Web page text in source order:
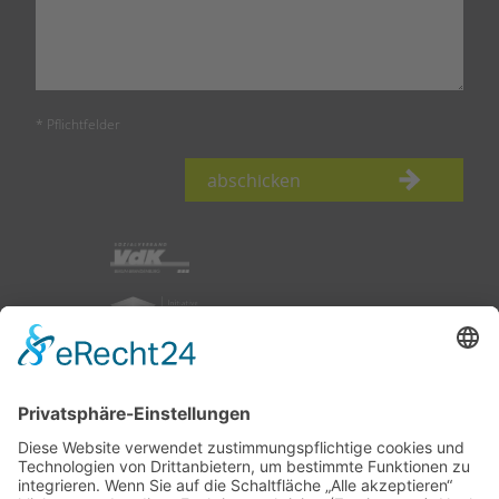
* Pflichtfelder
abschicken